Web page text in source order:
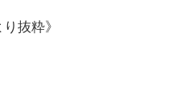
抜粋》